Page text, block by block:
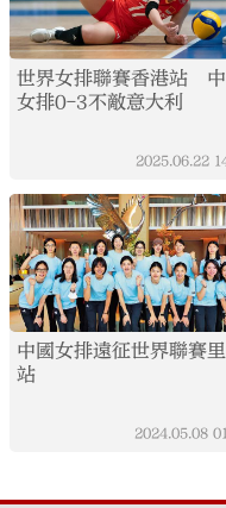
世界女排聯賽香港站
女排0-3不敵意大利
2025.06.22
中國女排遠征世界聯賽
站
2024.05.08